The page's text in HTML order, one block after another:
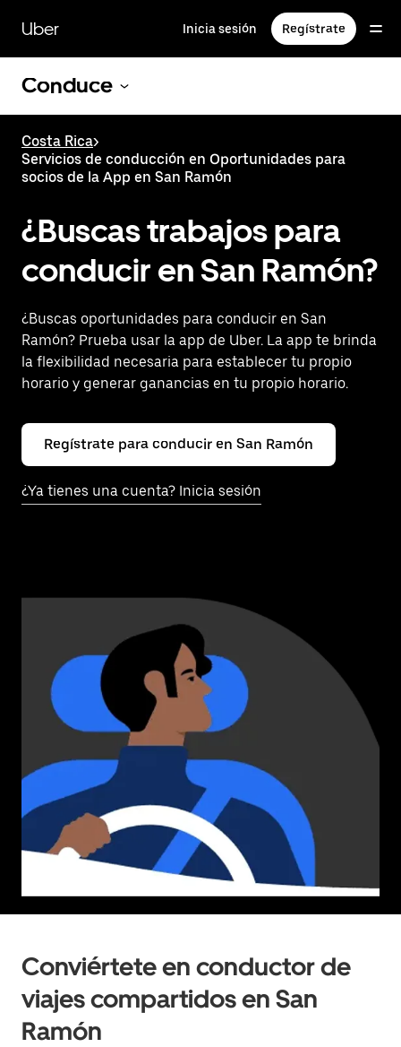
contenido
principal
Uber Inicia sesión Regístrate
Conduce
Costa Rica>
Servicios de conducción en Oportunidades para
socios de la App en San Ramón
¿Buscas trabajos para
conducir en San Ramón?
¿Buscas oportunidades para conducir en San
Ramón? Prueba usar la app de Uber. La app te brinda
la flexibilidad necesaria para establecer tu propio
horario y generar ganancias en tu propio horario.
Regístrate para conducir en San Ramón
¿Ya tienes una cuenta? Inicia sesión
Conviértete en conductor de
viajes compartidos en San
Ramón